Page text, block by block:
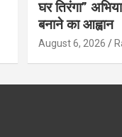
घर तिरंगा”
बनाने का आह्वान
August 6, 2026